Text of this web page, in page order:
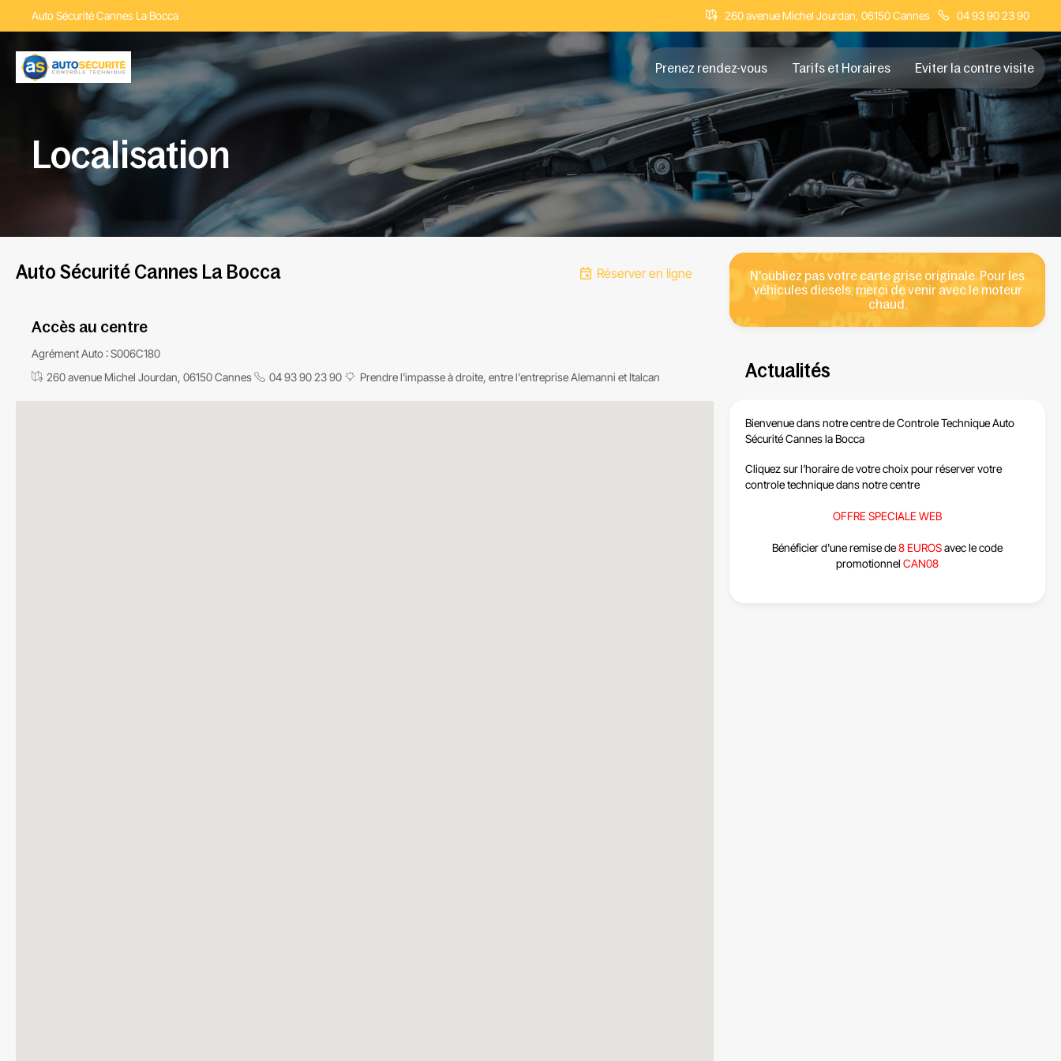
Auto Sécurité Cannes La Bocca 260 avenue Michel Jourdan, 06150 Cannes 04 93 90 23 90
Prenez rendez-vous Tarifs et Horaires Eviter la contre visite
Localisation
Auto Sécurité Cannes La Bocca Réserver en ligne
Accès au centre
Agrément Auto : S006C180
260 avenue Michel Jourdan, 06150 Cannes
04 93 90 23 90 Prendre l'impasse à droite, entre l'entreprise Alemanni et Italcan
N'oubliez pas votre carte grise originale. Pour les
véhicules diesels, merci de venir avec le moteur
chaud.
Actualités
Bienvenue dans notre centre deControle Technique Auto
Sécurité Cannes la Bocca
Cliquez sur l'horaire de votre choix pour réserver votre
controle technique dans notre centre
OFFRE SPECIALE WEB
Bénéficier d'une remise de8 EUROSavec le code
promotionnel CAN08